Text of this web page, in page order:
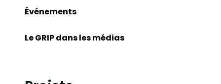
Événements
Le GRIP dans les médias